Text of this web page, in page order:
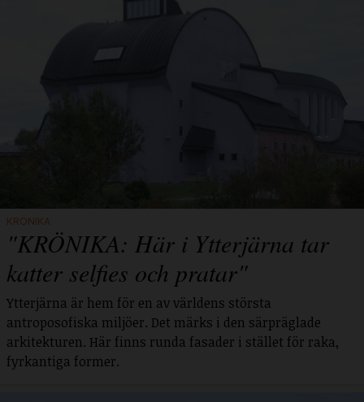
KRÖNIKA
"KRÖNIKA: Här i Ytterjärna tar
katter selfies och pratar"
Ytterjärna är hem för en av världens största
antroposofiska miljöer. Det märks i den särpräglade
arkitekturen. Här finns runda fasader i stället för raka,
fyrkantiga former.